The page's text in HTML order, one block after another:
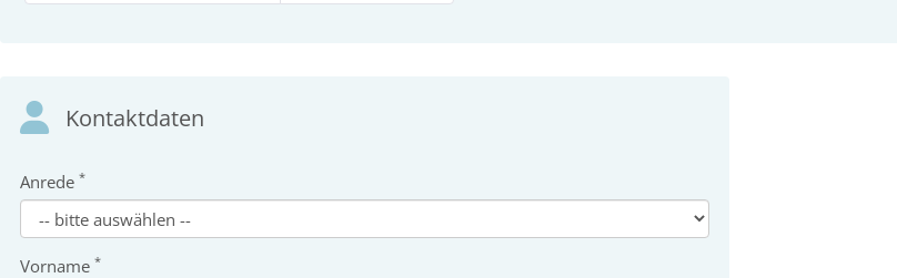
Kontaktdaten
Anrede *
Vorname *